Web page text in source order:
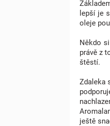
lepší je
oleje
Někdo
právě z
štěstí.
Zdaleka
ještě